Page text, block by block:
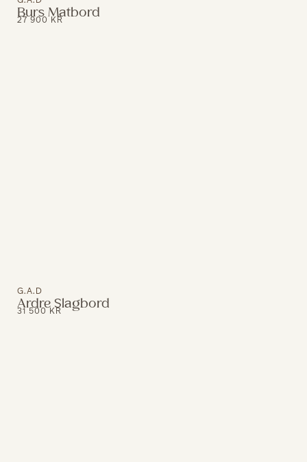
Burs Matbord
27 900 KR
G.A.D
Ardre Slagbord
31 500KR